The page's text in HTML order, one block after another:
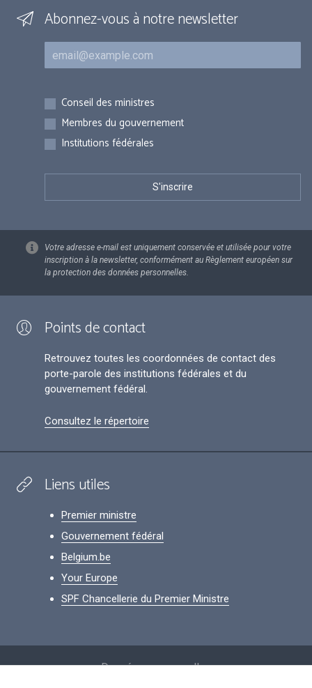
Abonnez-vous à notre newsletter
Courriel
Inscriptions
Conseil des ministres
Membres du gouvernement
Institutions fédérales
Votre adresse e-mail est uniquement conservée et utilisée pour votre
inscription à la newsletter, conformément au Règlement européen sur
la protection des données personnelles.
Points de contact
Retrouvez toutes les coordonnées de contact des
porte-parole des institutions fédérales et du
gouvernement fédéral.
Consultez le répertoire
Liens utiles
Premier ministre
Gouvernement fédéral
Belgium.be
Your Europe
SPF Chancellerie du Premier Ministre
Données personnelles